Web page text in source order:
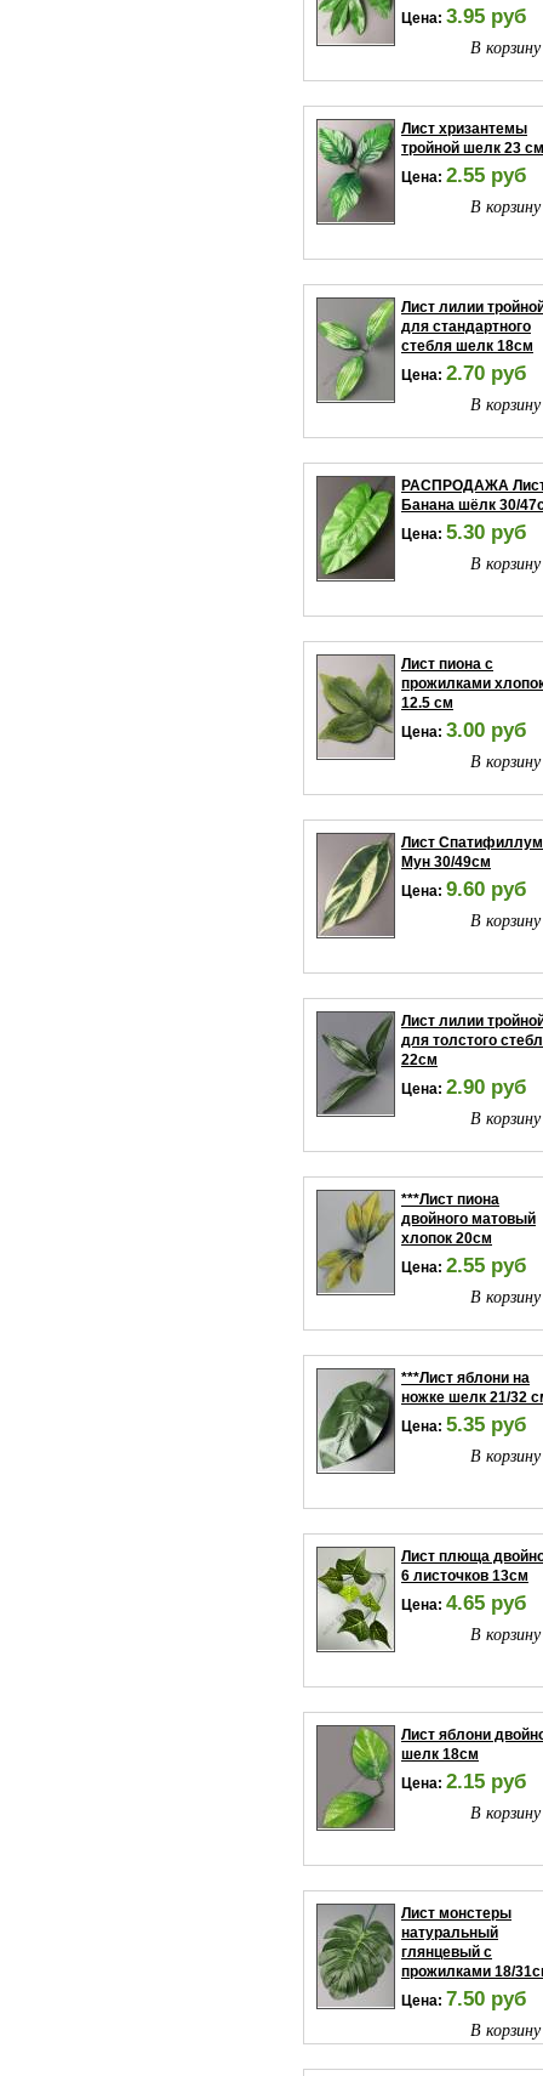
Цена: 3.95 руб
В
Лист хризантемы
тройной шелк 23 см
Цена: 2.55 руб
В
Лист лилии
для стандартного
стебля шелк 18см
Цена: 2.70 руб
В
РАСПРОДАЖА
Банана шёлк 30/
Цена: 5.30 руб
В
Лист пиона с
прожилками
12.5 см
Цена: 3.00 руб
В
Лист Спатифиллум
Мун 30/49см
Цена: 9.60 руб
В
Лист лилии
для толстого
22см
Цена: 2.90 руб
В
***Лист пиона
двойного матовый
хлопок 20см
Цена: 2.55 руб
В
***Лист яблони на
ножке шелк 21/32
Цена: 5.35 руб
В
Лист плюща
6 листочков 13см
Цена: 4.65 руб
В
Лист яблони
шелк 18см
Цена: 2.15 руб
В
Лист монстеры
натуральный
глянцевый с
прожилками 18/
Цена: 7.50 руб
В